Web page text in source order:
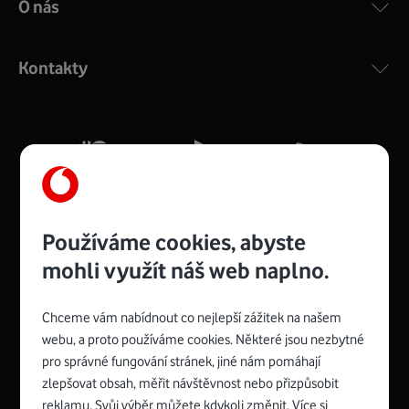
COMPAL CH7465VF
silný signál pro celou domácnost. Kompaktní rozměry 21
Více o COMPAL CH7465VF
Zyxel VMG8623-T50B:
Rozměry modemu jsou 16 x 22 x 7,5 cm (včetně stojánku)
Spojte se s Vodafonem
O nás
Kontakty
Používáme cookies, abyste
mohli využít náš web naplno.
Chceme vám nabídnout co nejlepší zážitek na našem
webu, a proto používáme cookies. Některé jsou nezbytné
pro správné fungování stránek, jiné nám pomáhají
zlepšovat obsah, měřit návštěvnost nebo přizpůsobit
reklamu. Svůj výběr můžete kdykoli změnit. Více si